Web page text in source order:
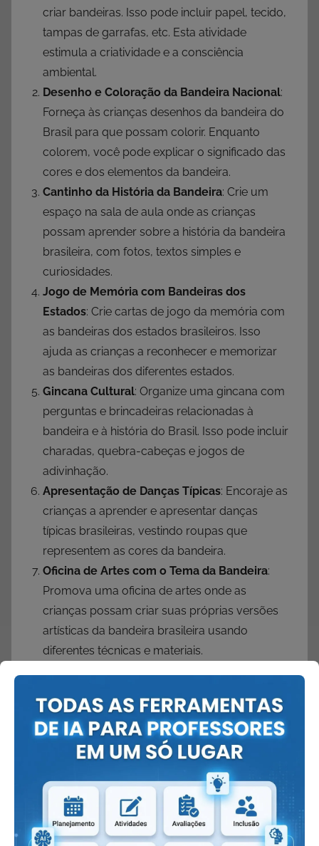
criar bandeiras. Isso pode incluir papel, tecido,
tampas de garrafas, etc. Esta atividade
estimula a criatividade e a consciência
ambiental.
Desenho e Coloração da Bandeira Nacional:
Forneça às crianças desenhos da bandeira do
Brasil para que possam colorir. Enquanto
colorem, você pode explicar o significado das
cores e dos elementos da bandeira.
Cantinho da História da Bandeira: Crie um
espaço na sala de aula onde as crianças
possam aprender sobre a história da bandeira
brasileira, com fotos, textos simples e
curiosidades.
Jogo de Memória com Bandeiras dos
Estados: Crie cartas de jogo da memória com
as bandeiras dos estados brasileiros. Isso
ajuda as crianças a reconhecer e memorizar
as bandeiras dos diferentes estados.
Gincana Cultural: Organize uma gincana com
perguntas e brincadeiras relacionadas à
bandeira e à história do Brasil. Isso pode incluir
charadas, quebra-cabeças e jogos de
adivinhação.
Apresentação de Danças Típicas: Encoraje as
crianças a aprender e apresentar danças
típicas brasileiras, vestindo roupas que
representem as cores da bandeira.
Oficina de Artes com o Tema da Bandeira:
Promova uma oficina de artes onde as
crianças possam criar suas próprias versões
artísticas da bandeira brasileira usando
diferentes técnicas e materiais.
com um pedaço, formando uma grande
bandeira do Brasil. Isso promove o trabalho
em equipe e a expressão artística.